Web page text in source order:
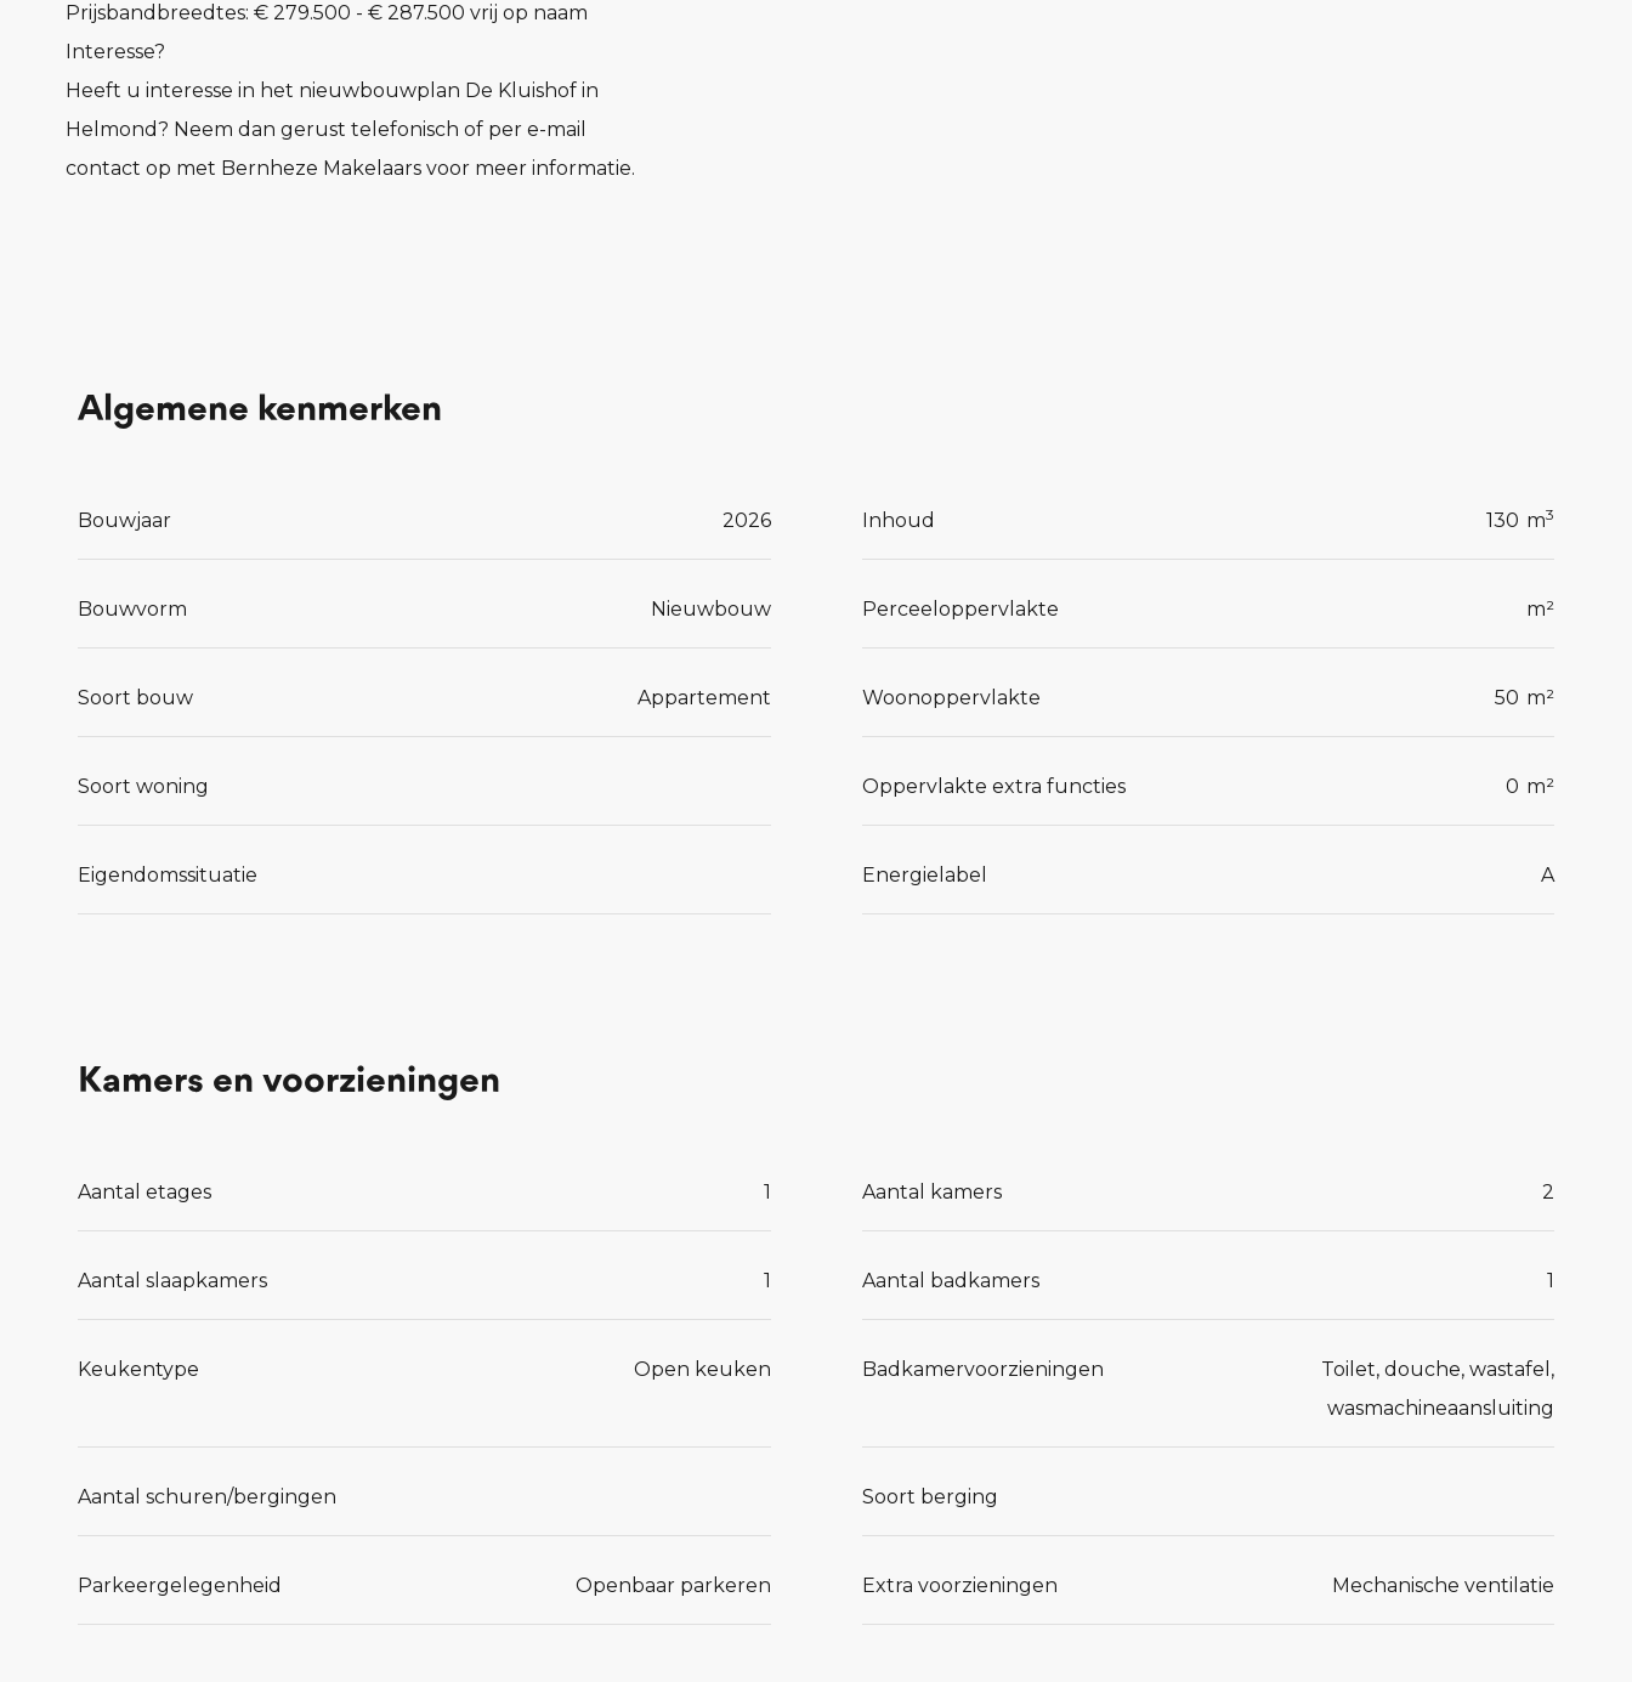
Prijsbandbreedtes: € 279.500 - € 287.500 vrij op naam
Interesse?
Heeft u interesse in het nieuwbouwplan De Kluishof in
Helmond? Neem dan gerust telefonisch of per e-mail
contact op met Bernheze Makelaars voor meer informatie.
Algemene kenmerken
Bouwjaar 2026 Inhoud 130 m3
Bouwvorm Nieuwbouw Perceeloppervlakte m²
Soort bouw Appartement Woonoppervlakte 50 m²
Soort woning Oppervlakte extra functies 0 m²
Eigendomssituatie Energielabel A
Kamers en voorzieningen
Aantal etages 1 Aantal kamers 2
Aantal slaapkamers 1 Aantal badkamers 1
Keukentype Open keuken Badkamervoorzieningen
Toilet, douche, wastafel,
wasmachineaansluiting
Aantal schuren/bergingen Soort berging
Parkeergelegenheid Openbaar parkeren Extra voorzieningen Mechanische ventilatie